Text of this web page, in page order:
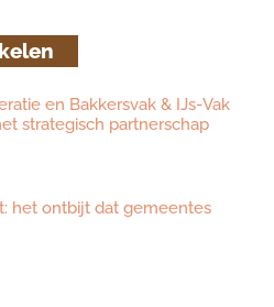
en Bakkersvak & IJs-Vak
strategisch partnerschap
het ontbijt dat gemeentes